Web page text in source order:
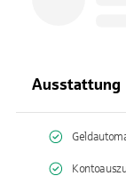
Ausstattung